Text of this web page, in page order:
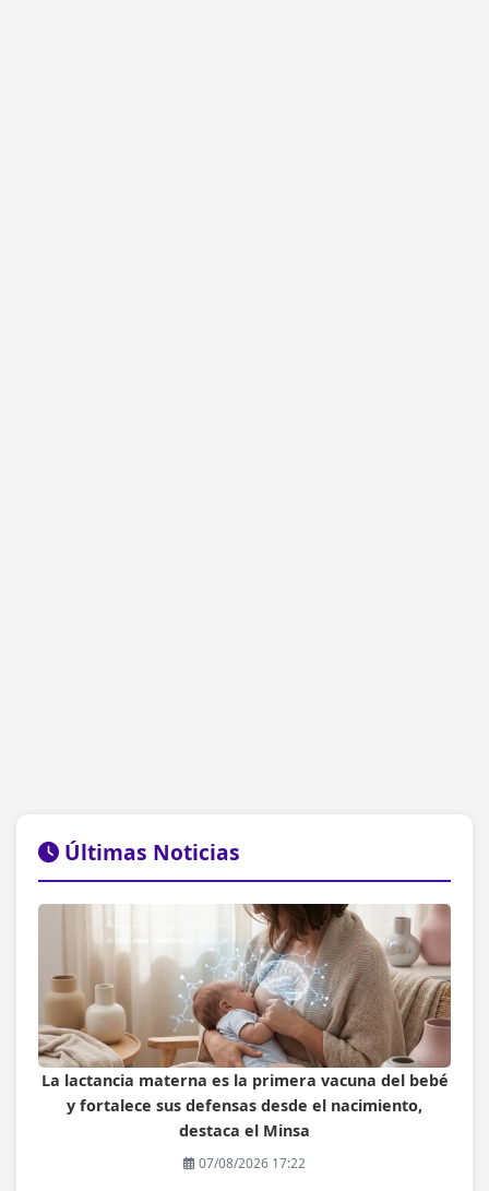
Últimas Noticias
La lactancia materna es la primera vacuna del bebé
y fortalece sus defensas desde el nacimiento,
destaca el Minsa
07/08/2026 17:22